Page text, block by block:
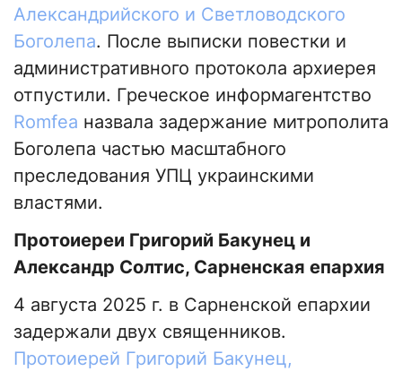
Александрийского и Светловодского
Боголепа. После выписки повестки и
административного протокола архиерея
отпустили. Греческое информагентство
Romfea назвала задержание митрополита
Боголепа частью масштабного
преследования УПЦ украинскими
властями.
Протоиереи Григорий Бакунец и
Александр Солтис, Сарненская епархия
4 августа 2025 г. в Сарненской епархии
задержали двух священников.
Протоиерей Григорий Бакунец,